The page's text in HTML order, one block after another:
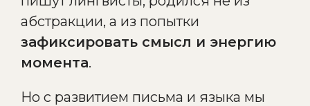
абстракции, а из попытки
зафиксировать смысл и энергию
момента.
Но с развитием письма и языка мы